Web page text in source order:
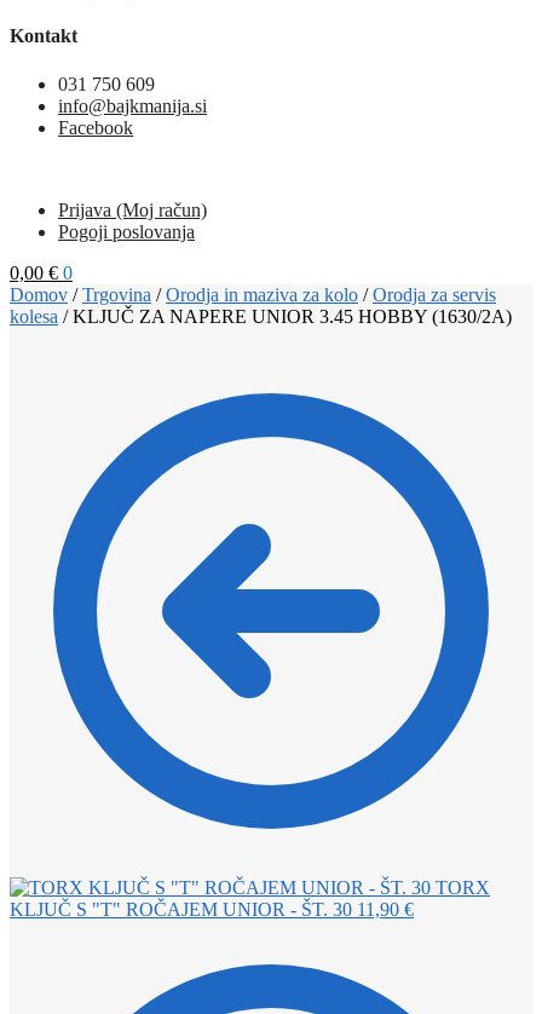
Kontakt
031 750 609
info@bajkmanija.si
Facebook
Prijava (Moj račun)
Pogoji poslovanja
0,00 € 0
Domov /Trgovina /Orodja in maziva za kolo /Orodja za servis
kolesa /KLJUČ ZA NAPERE UNIOR 3.45 HOBBY (1630/2A)
TORX
KLJUČ S "T" ROČAJEM UNIOR - ŠT. 30 11,90 €